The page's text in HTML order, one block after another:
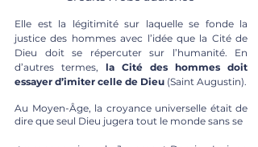
Elle est la légitimité sur laquelle se fonde la
justice des hommes avec l’idée que la Cité de
Dieu doit se répercuter sur l’humanité. En
d’autres termes, la Cité des hommes doit
essayer d’imiter celle de Dieu
Au Moyen-Âge, la croyance universelle était de
dire que seul Dieu jugera tout le monde sans se